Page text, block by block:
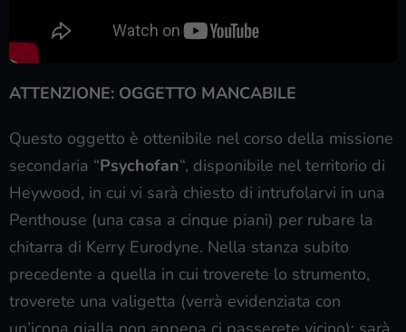
ATTENZIONE: OGGETTO MANCABILE
Questo oggetto è ottenibile nel corso della missione
secondaria “Psychofan“, disponibile nel territorio di
Heywood, in cui vi sarà chiesto di intrufolarvi in una
Penthouse (una casa a cinque piani) per rubare la
chitarra di Kerry Eurodyne. Nella stanza subito
precedente a quella in cui troverete lo strumento,
troverete una valigetta (verrà evidenziata con